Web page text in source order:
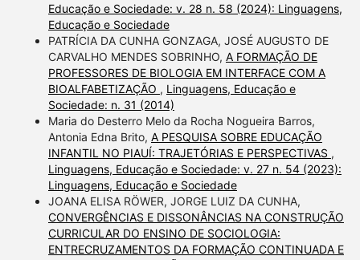
Educação e Sociedade: v. 28 n. 58 (2024): Linguagens,
Educação e Sociedade
PATRÍCIA DA CUNHA GONZAGA, JOSÉ AUGUSTO DE
CARVALHO MENDES SOBRINHO, A FORMAÇÃO DE
PROFESSORES DE BIOLOGIA EM INTERFACE COM A
BIOALFABETIZAÇÃO , Linguagens, Educação e
Sociedade: n. 31 (2014)
Maria do Desterro Melo da Rocha Nogueira Barros,
Antonia Edna Brito, A PESQUISA SOBRE EDUCAÇÃO
INFANTIL NO PIAUÍ: TRAJETÓRIAS E PERSPECTIVAS ,
Linguagens, Educação e Sociedade: v. 27 n. 54 (2023):
Linguagens, Educação e Sociedade
JOANA ELISA RÖWER, JORGE LUIZ DA CUNHA,
CONVERGÊNCIAS E DISSONÂNCIAS NA CONSTRUÇÃO
CURRICULAR DO ENSINO DE SOCIOLOGIA:
ENTRECRUZAMENTOS DA FORMAÇÃO CONTINUADA E